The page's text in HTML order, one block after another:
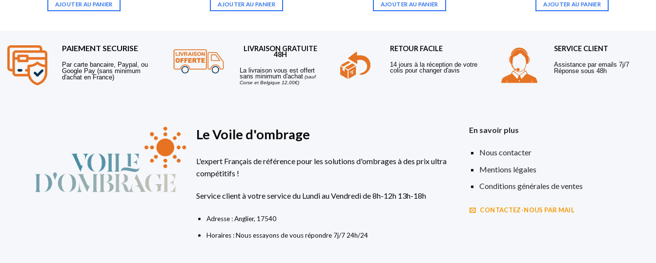
AJOUTER AU PANIER AJOUTER AU PANIER AJOUTER AU PANIER AJOUTER AU PANIER
PAIEMENT SECURISE
Par carte bancaire, Paypal, ou
Google Pay (sans minimum
d'achat en France)
LIVRAISON GRATUITE
48H
La livraison vous est offert
sans minimum d'achat (sauf
Corse et Belgique 12,00€)
RETOUR FACILE
14 jours à la réception de votre
colis pour changer d'avis
SERVICE CLIENT
Assistance par emails 7j/7
Réponse sous 48h
Le Voile d'ombrage
L'expert Français de référence pour les solutions d'ombrages à des prix ultra
compétitifs !
Service client à votre service du Lundi au Vendredi de 8h-12h 13h-18h
Adresse : Anglier, 17540
Horaires : Nous essayons de vous répondre 7j/7 24h/24
En savoir plus
Nous contacter
Mentions légales
Conditions générales de ventes
CONTACTEZ-NOUS PAR MAIL